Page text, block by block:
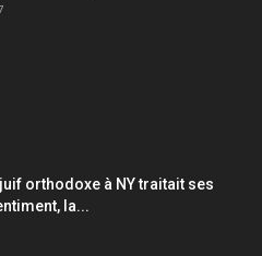
juif orthodoxe à NY traitait ses
la...